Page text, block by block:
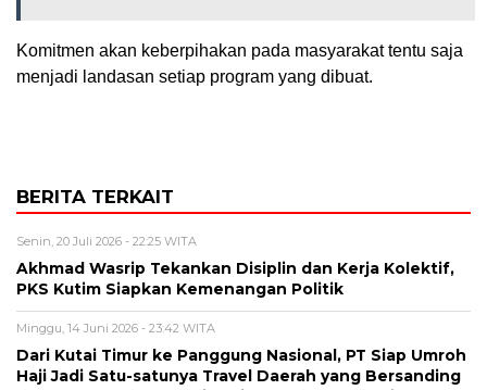
Komitmen akan keberpihakan pada masyarakat tentu saja
menjadi landasan setiap program yang dibuat.
BERITA TERKAIT
Senin, 20 Juli 2026 - 22:25 WITA
Akhmad Wasrip Tekankan Disiplin dan Kerja Kolektif,
PKS Kutim Siapkan Kemenangan Politik
Minggu, 14 Juni 2026 - 23:42 WITA
Dari Kutai Timur ke Panggung Nasional, PT Siap Umroh
Haji Jadi Satu-satunya Travel Daerah yang Bersanding